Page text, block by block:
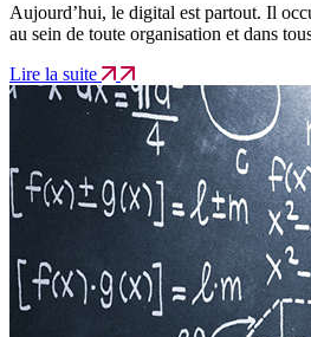
Aujourd’hui, le digital est partout. Il
au sein de toute organisation et dans
Lire la suite